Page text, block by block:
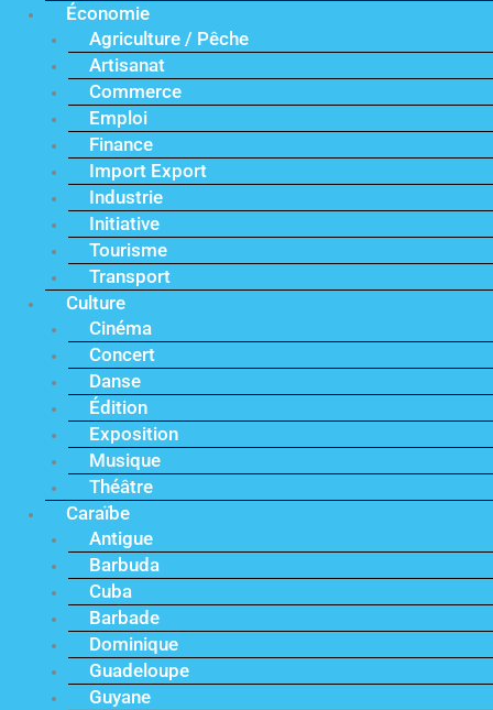
Économie
Agriculture / Pêche
Artisanat
Commerce
Emploi
Finance
Import Export
Industrie
Initiative
Tourisme
Transport
Culture
Cinéma
Concert
Danse
Édition
Exposition
Musique
Théâtre
Caraïbe
Antigue
Barbuda
Cuba
Barbade
Dominique
Guadeloupe
Guyane